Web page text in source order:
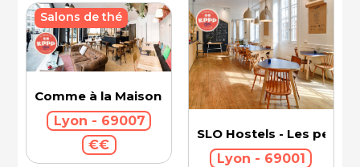
Comme à la Maison
Lyon - 69007
€€
Salons de thé
SLO Hostels - Les pentes
Lyon - 69001